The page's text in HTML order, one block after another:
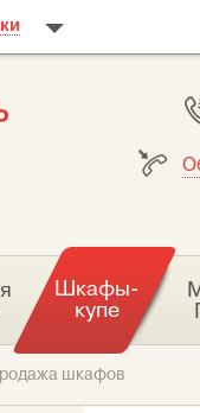
Шкафы-
купе
шкафов